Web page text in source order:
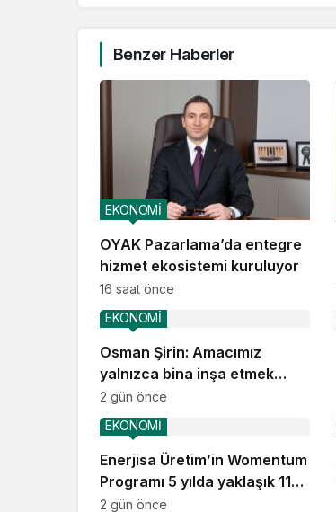
Benzer Haberler
OYAK Pazarlama’da entegre
hizmet ekosistemi kuruluyor
EKONOMİ
16 saat önce
Osman Şirin: Amacımız
yalnızca bina inşa etmek
değil, yatırımcısına
kazandıracak yaşam alanları
üretmek
EKONOMİ
2 gün önce
Enerjisa Üretim’in Womentum
Programı 5 yılda yaklaşık 11
bin genç kadına ulaştı
EKONOMİ
2 gün önce